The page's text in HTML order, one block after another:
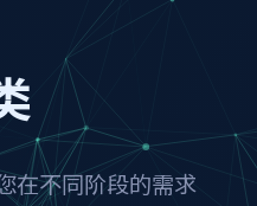
在不同阶段的需求